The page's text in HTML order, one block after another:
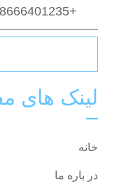
+8618666401235
لینک های
خانه
در باره ما